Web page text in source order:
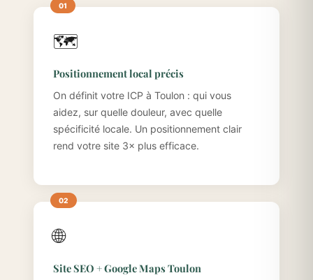
🗺️
Positionnement local précis
On définit votre ICP à Toulon : qui vous
aidez, sur quelle douleur, avec quelle
spécificité locale. Un positionnement clair
rend votre site 3× plus efficace.
🌐
Site SEO + Google Maps Toulon